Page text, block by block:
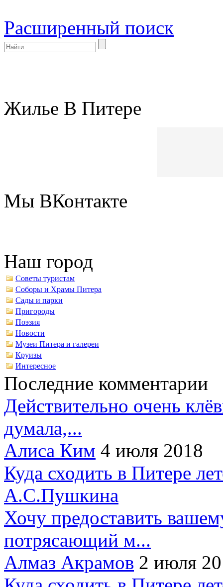
Расширенный поиск
Жилье В Питере
Мы ВКонтакте
Наш город
Советы туристам
Соборы и Храмы Питера
Сады и парки
Пригороды
Поэзия
Новости
Музеи Питера и галереи
Круизы
Интересное
Последние комментарии
Действительно очень
думала,...
Алиса Ким 4 июля 2018
Куда сходить в Питере
А.С.Пушкина
Хочу предоставить
потрясающий м...
Алмаз Акрамов 2 июля